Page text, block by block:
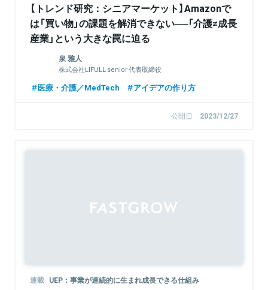
【トレンド研究：シニアマーケット】Amazonで
は「買い物」の課題を解消できない──「介護≠成長
産業」という大きな罠に迫る
泉 雅人
株式会社LIFULL senior 代表取締役
医療・介護／MedTech アイデアの作り方
公開日 2023/12/27
連載 UEP：事業が連続的に生まれ成長できる仕組み